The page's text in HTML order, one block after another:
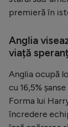
premieră în
Anglia
viață
Anglia ocupă
cu 16,5%
Forma lui
încredere